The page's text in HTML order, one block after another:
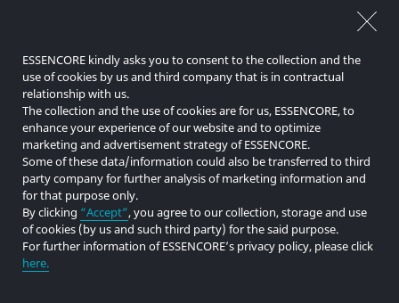
ESSENCORE kindly asks you to consent to the collection and the
use of cookies by us and third company that is in contractual
relationship with us.
The collection and the use of cookies are for us, ESSENCORE, to
enhance your experience of our website and to optimize
marketing and advertisement strategy of ESSENCORE.
Some of these data/information could also be transferred to third
party company for further analysis of marketing information and
for that purpose only.
By clicking “Accept”, you agree to our collection, storage and use
of cookies (by us and such third party) for the said purpose.
For further information of ESSENCORE’s privacy policy, please click
here.